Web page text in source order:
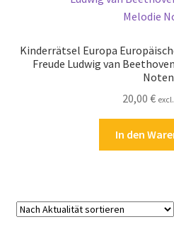
Kasse
Shop
Kinderrätsel Europa
Freude Ludwig van
Noten
20,00 €
In den